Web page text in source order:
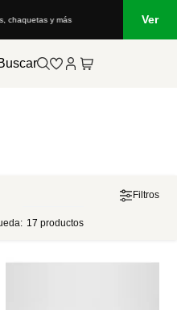
chaquetas y más Ver
Filtros
17 productos